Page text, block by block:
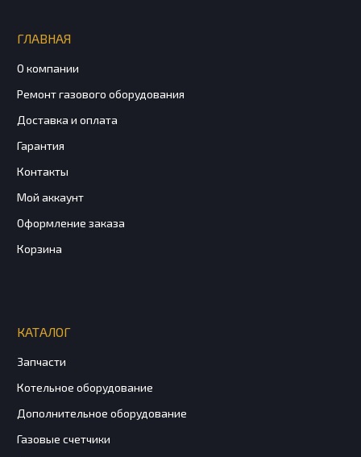
ГЛАВНАЯ
О компании
Ремонт газового оборудования
Доставка и оплата
Гарантия
Контакты
Мой аккаунт
Оформление заказа
Корзина
КАТАЛОГ
Запчасти
Котельное оборудование
Дополнительное оборудование
Газовые счетчики